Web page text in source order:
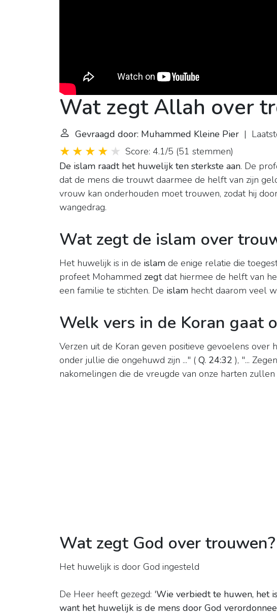
Wat zegt Allah over
Gevraagd door: Muhammed Kleine Pier |
Score: 4.1/5 (51 stemmen)
De islam raadt het huwelijk ten sterkste aan. De
dat de mens die trouwt daarmee de helft van zijn
vrouw kan onderhouden moet trouwen, zodat hij
wangedrag.
Wat zegt de islam over
Het huwelijk is in de islam de enige relatie die
profeet Mohammed zegtdat hiermee de helft van
een familie te stichten. De islam hecht daarom veel
Welk vers in de Koran gaat
Verzen uit de Koran geven positieve gevoelens
onder jullie die ongehuwd zijn ..." ( Q. 24:32 ), "...
nakomelingen die de vreugde van onze harten zullen
Wat zegt God over trouwen?
Het huwelijk is door God ingesteld
De Heer heeft gezegd: 'Wie verbiedt te huwen, het
want het huwelijk is de mens door God